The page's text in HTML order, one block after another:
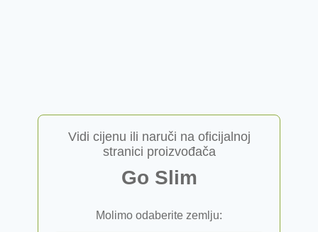
Vidi cijenu ili naruči na oficijalnoj
stranici proizvođača
Go Slim
Molimo odaberite zemlju: